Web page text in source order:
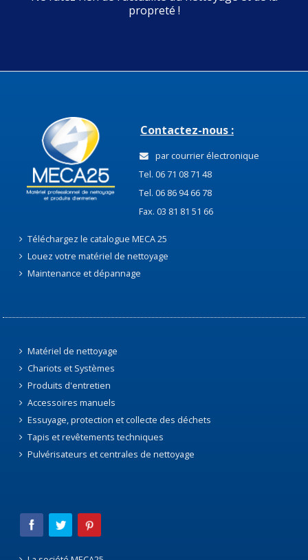
propreté !
Contactez-nous :
par courrier électronique
Tel. 06 71 08 71 48
Tel. 06 86 94 66 78
Fax. 03 81 81 51 66
Téléchargez le catalogue MECA 25
Louez votre matériel de nettoyage
Maintenance et dépannage
Matériel de nettoyage
Chariots et Systèmes
Produits d'entretien
Accessoires manuels
Essuyage, protection et collecte des déchets
Tapis et revêtements techniques
Pulvérisateurs et centrales de nettoyage